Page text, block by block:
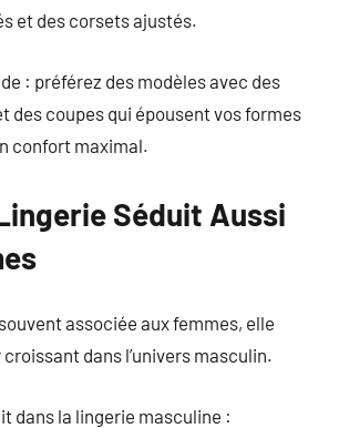
et des corsets ajustés.
: préférez des modèles avec des
des coupes qui épousent vos formes
confort maximal.
Séduit Aussi
associée aux femmes, elle
dans l’univers masculin.
dans la lingerie masculine :